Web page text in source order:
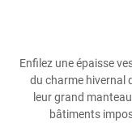
Enfilez une épaisse
du charme hivernal
leur grand
bâtiments